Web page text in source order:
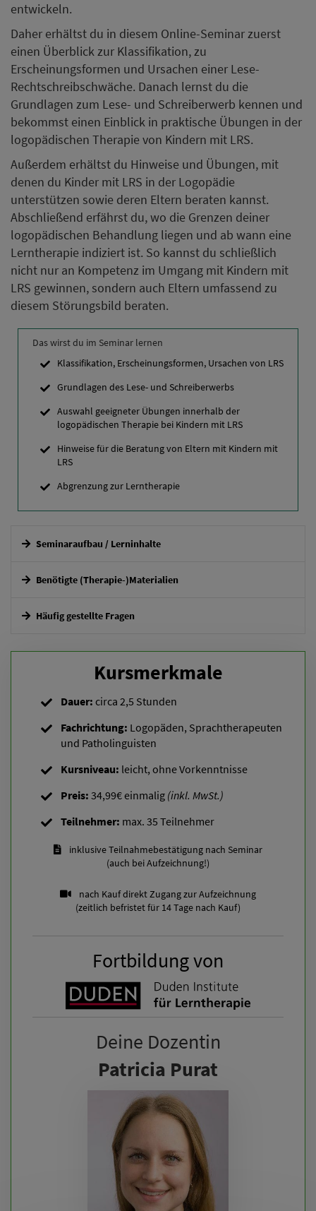
entwickeln.
Daher erhältst du in diesem Online-Seminar zuerst
einen Überblick zur Klassifikation, zu
Erscheinungsformen und Ursachen einer Lese-
Rechtschreibschwäche. Danach lernst du die
Grundlagen zum Lese- und Schreiberwerb kennen und
bekommst einen Einblick in praktische Übungen in der
logopädischen Therapie von Kindern mit LRS.
Außerdem erhältst du Hinweise und Übungen, mit
denen du Kinder mit LRS in der Logopädie
unterstützen sowie deren Eltern beraten kannst.
Abschließend erfährst du, wo die Grenzen deiner
logopädischen Behandlung liegen und ab wann eine
Lerntherapie indiziert ist. So kannst du schließlich
nicht nur an Kompetenz im Umgang mit Kindern mit
LRS gewinnen, sondern auch Eltern umfassend zu
diesem Störungsbild beraten.
Das wirst du im Seminar lernen
Klassifikation, Erscheinungsformen, Ursachen von LRS
Grundlagen des Lese- und Schreiberwerbs
Auswahl geeigneter Übungen innerhalb der
logopädischen Therapie bei Kindern mit LRS
Hinweise für die Beratung von Eltern mit Kindern mit
LRS
Abgrenzung zur Lerntherapie
Seminaraufbau / Lerninhalte
Benötigte (Therapie-)Materialien
Häufig gestellte Fragen
einen Alternativtermin geben?
Muss ich aus der Fachrichtung kommen, um teilnehmen zu
können?
Kursmerkmale
Dauer: circa 2,5 Stunden
Fachrichtung: Logopäden, Sprachtherapeuten
und Patholinguisten
Kursniveau: leicht, ohne Vorkenntnisse
Preis: 34,99€ einmalig (inkl. MwSt.)
Teilnehmer: max. 35 Teilnehmer
inklusive Teilnahmebestätigung nach Seminar
(auch bei Aufzeichnung!)
nach Kauf direkt Zugang zur Aufzeichnung
(zeitlich befristet für 14 Tage nach Kauf)
Fortbildung von
Deine Dozentin
Patricia Purat